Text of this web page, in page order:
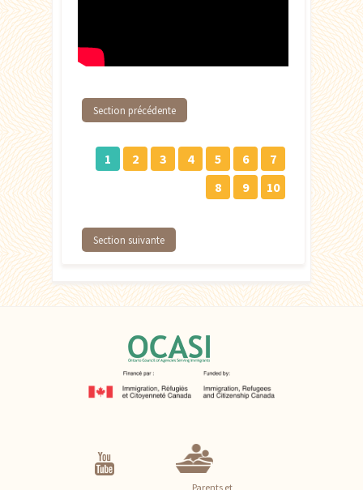
Section précédente
1 2 3 4 5 6
7
8
9 10
Section suivante
Parents et